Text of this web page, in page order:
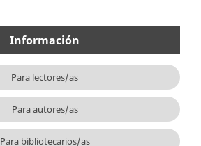
Información
Para lectores/as
Para autores/as
Para bibliotecarios/as